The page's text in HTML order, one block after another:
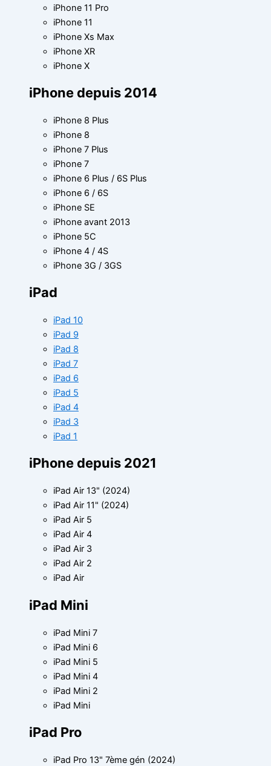
iPhone 11 Pro
iPhone 11
iPhone Xs Max
iPhone XR
iPhone X
iPhone depuis 2014
iPhone 8 Plus
iPhone 8
iPhone 7 Plus
iPhone 7
iPhone 6 Plus / 6S Plus
iPhone 6 / 6S
iPhone SE
iPhone avant 2013
iPhone 5C
iPhone 4 / 4S
iPhone 3G / 3GS
iPad
iPad 10
iPad 9
iPad 8
iPad 7
iPad 6
iPad 5
iPad 4
iPad 3
iPad 1
iPhone depuis 2021
iPad Air 13" (2024)
iPad Air 11" (2024)
iPad Air 5
iPad Air 4
iPad Air 3
iPad Air 2
iPad Air
iPad Mini
iPad Mini 7
iPad Mini 6
iPad Mini 5
iPad Mini 4
iPad Mini 2
iPad Mini
iPad Pro
iPad Pro 13" 7ème gén (2024)